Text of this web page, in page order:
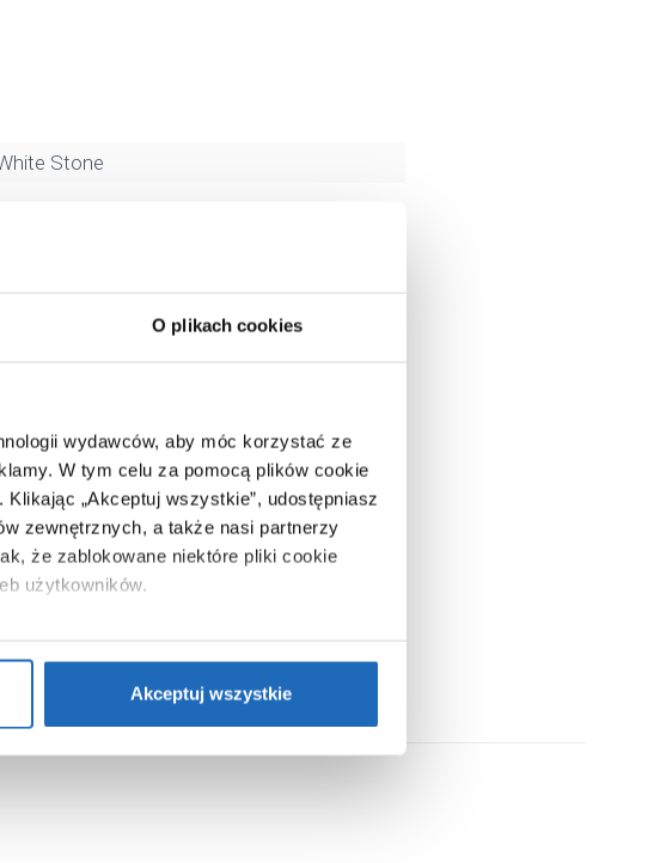
O plikach cookies
wydawców, aby móc korzystać ze
W tym celu za pomocą plików cookie
Klikając „Akceptuj wszystkie”, udostępniasz
zewnętrznych, a także nasi partnerzy
że zablokowane niektóre pliki cookie
użytkowników.
plików cookie”.Jeśli chcesz uzyskać
Akceptuj wszystkie
Stone